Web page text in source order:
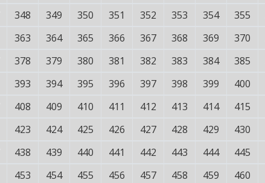
348 349 350 351 352 353 354 355
363 364 365 366 367 368 369 370
378 379 380 381 382 383 384 385
393 394 395 396 397 398 399 400
408 409 410 411 412 413 414 415
423 424 425 426 427 428 429 430
438 439 440 441 442 443 444 445
453 454 455 456 457 458 459 460